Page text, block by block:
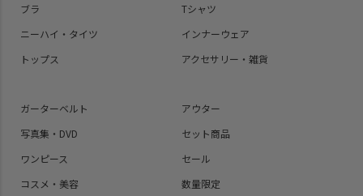
ブラ
ニーハイ・タイツ
トップス
Tシャツ
インナーウェア
アクセサリー・雑貨
ガーターベルト
写真集・DVD
ワンピース
コスメ・美容
アウター
セット商品
セール
数量限定